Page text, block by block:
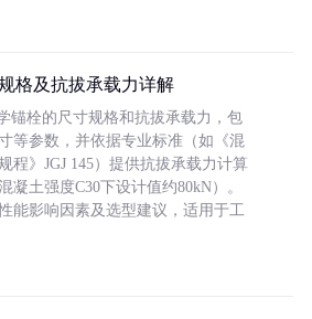
格及抗拔承载力详解
锚栓的尺寸规格和抗拔承载力，包
等参数，并依据专业标准（如《混
程》JGJ 145）提供抗拔承载力计算
凝土强度C30下设计值约80kN）。
能影响因素及选型建议，适用于工